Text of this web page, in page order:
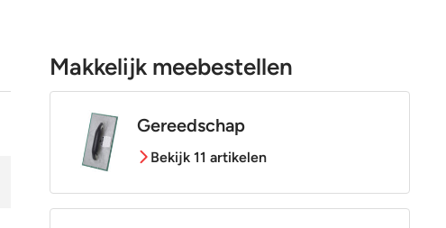
Makkelijk meebestellen
Gereedschap
Bekijk 11 artikelen